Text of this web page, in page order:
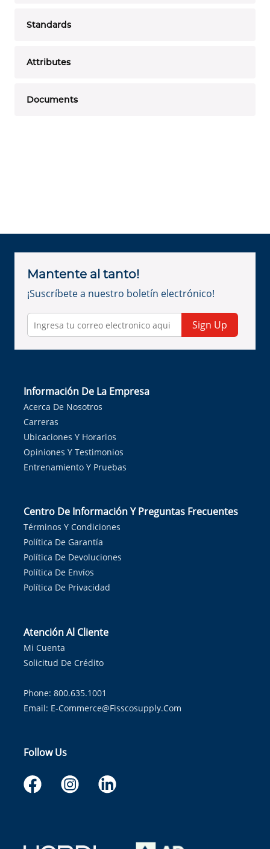
Standards
Attributes
Documents
Mantente al tanto!
¡Suscríbete a nuestro boletín electrónico!
Sign Up
Información De La Empresa
Acerca De Nosotros
Carreras
Ubicaciones Y Horarios
Opiniones Y Testimonios
Entrenamiento Y Pruebas
Centro De Información Y Preguntas Frecuentes
Términos Y Condiciones
Política De Garantía
Política De Devoluciones
Política De Envíos
Política De Privacidad
Atención Al Cliente
Mi Cuenta
Solicitud De Crédito
Phone: 800.635.1001
Email: E-Commerce@fisscosupply.com
Follow Us